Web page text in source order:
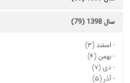
سال 1398 (79)
- اسفند (۳)
-بهمن (۴)
- دی (۷)
-آذر (۵)